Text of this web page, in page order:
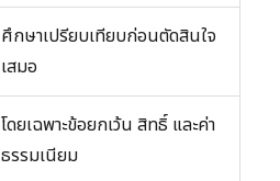
ศึกษาเปรียบเทียบก่อนตัดสินใจ
เสมอ
โดยเฉพาะข้อยกเว้น สิทธิ์ และค่า
ธรรมเนียม